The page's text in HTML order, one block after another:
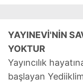
YAYINEVİ'NİN
YOKTUR
Yayıncılık
başlayan